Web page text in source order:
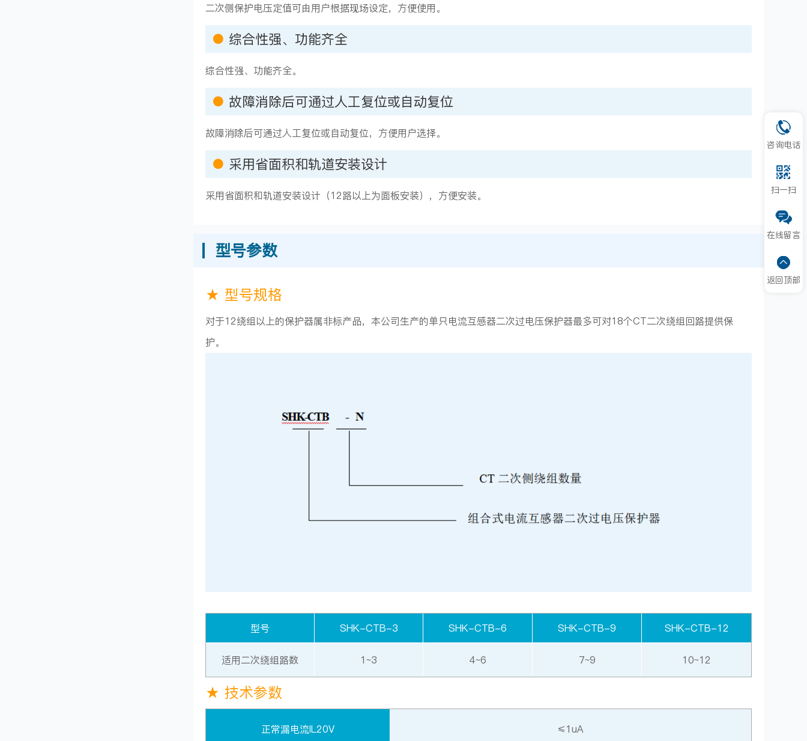
二次侧保护电压定值可由用户根据现场设定，方便使用。
● 综合性强、功能齐全
综合性强、功能齐全。
● ​故障消除后可通过人工复位或自动复位
故障消除后可通过人工复位或自动复位，方便用户选择。
● ​采用省面积和轨道安装设计
采用省面积和轨道安装设计（12路以上为面板安装），方便安装。
型号参数
★ 型号规格
对于12绕组以上的保护器属非标产品，本公司生产的单只电流互感器二次过电压保护器最多可对18个CT二次绕组回路提供保
护。
型号 SHK-CTB-3 SHK-CTB-6 SHK-CTB-9 SHK-CTB-12
适用二次绕组路数 1~3 4~6 7~9 10~12
★ 技术参数
正常漏电流IL20V ≤1uA
咨询电话
扫一扫
在线留言
返回顶部